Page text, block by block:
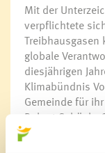
Mit der
verpflichtete
globale
diesjährigen
Klimabündnis
Gemeinde für
Robert Schöch,
und